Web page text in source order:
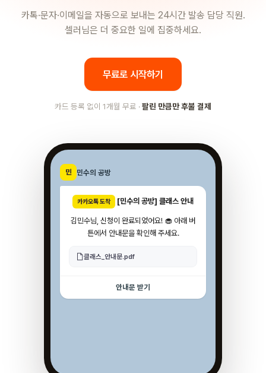
카톡·문자·이메일을 자동으로 보내는 24시간 발송 담당 직원.
셀러님은 더 중요한 일에 집중하세요.
무료로 시작하기
카드 등록 없이 1개월 무료 ·팔린 만큼만 후불 결제
민 민수의 공방
카카오톡 도착 [민수의 공방] 클래스 안내
김민수님, 신청이 완료되었어요! 🧁 아래 버
튼에서 안내문을 확인해 주세요.
클래스_안내문.pdf
안내문 받기